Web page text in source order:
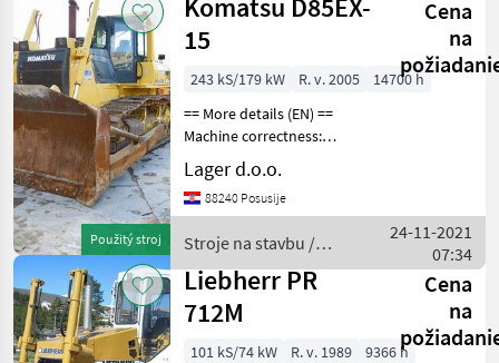
Massey
Ferguson
Použitý stroj
Komatsu D85EX-
15
Cena
na
243 kS/179 kW R. v. 2005
14700 h
== More details (EN) ==
Machine correctness:
Correct Caterpillar width:
610 mm SU blade
3500x1500mm 7m3 ripper
cabin working signalizatio
Lager d.o.o.
88240 Posusije
Stroje na stavbu /
Komatsu
24-11-2021
07:34
Liebherr PR
712M
Cena
na
101 kS/74 kW R. v. 1989
9366 h